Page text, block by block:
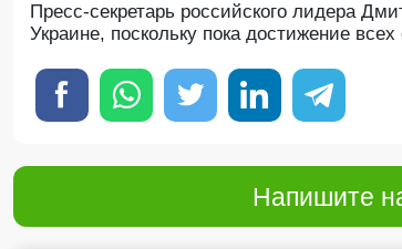
Пресс-секретарь российского лидера
Украине, поскольку пока достижение
Напишите